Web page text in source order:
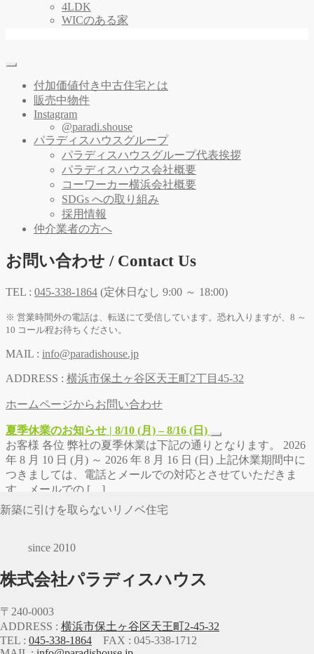
4LDK
WICのある家
新築に引けを取らないリノベ住宅
since 2010
株式会社パラディスハウス
〒240-0003
ADDRESS : 横浜市保土ヶ谷区天王町2-45-32
TEL : 045-338-1864 FAX : 045-338-1712
付加価値付き中古住宅とは
販売中物件
Instagram
@paradi.shouse
パラディスハウスグループ
パラディスハウスグループ代表挨拶
パラディスハウス会社概要
コーワーカー横浜会社概要
SDGs への取り組み
採用情報
仲介業者の方へ
お問い合わせ / Contact Us
TEL : 045-338-1864 (定休日なし 9:00 ～ 18:00)
※ 営業時間外の電話は、転送にて受信しています。恐れ入りますが、8 ～
10 コール程お待ちください。
MAIL : info@paradishouse.jp
ADDRESS : 横浜市保土ヶ谷区天王町2丁目45-32
ホームページからお問い合わせ
夏季休業のお知らせ | 8/10 (月) – 8/16 (日)
お客様 各位 弊社の夏季休業は下記の通りとなります。 2026
年 8 月 10 日 (月) ～ 2026 年 8 月 16 日 (日) 上記休業期間中に
つきましては、電話とメールでの対応とさせていただきま
す。メールでの […]